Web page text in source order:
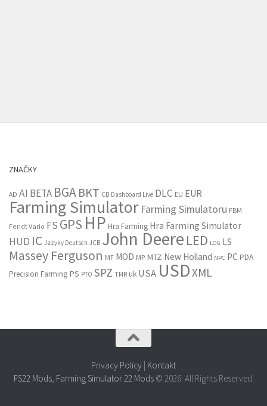
ZNAČKY
AD AI BETA BGABKT CB Dashboard Live DLC EU EUR
Farming Simulator Farming Simulatoru FBM
Fendt Vario FS GPS HP Hra Farming Hra Farming Simulator
HUD IC Jazyky Deutsch JCB John Deere LED LOG LS
Massey Ferguson MF MOD MP MTZ New Holland NPC PC PDA
Precision Farming PS PTO SPZ TMR uk USA USDXML
Privacy Policy Kontakt
FS22 Mods, Farming Simulator 22 Mods© 2026. All Rights Reserved.